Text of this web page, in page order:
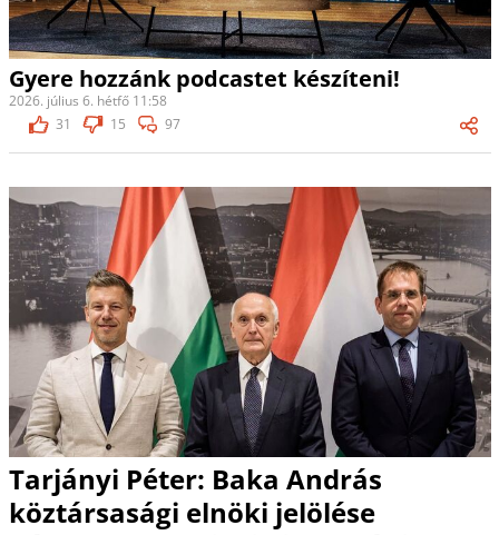
Gyere hozzánk podcastet készíteni!
2026. július 6. hétfő 11:58
31
15 97
Tarjányi Péter: Baka András
köztársasági elnöki jelölése